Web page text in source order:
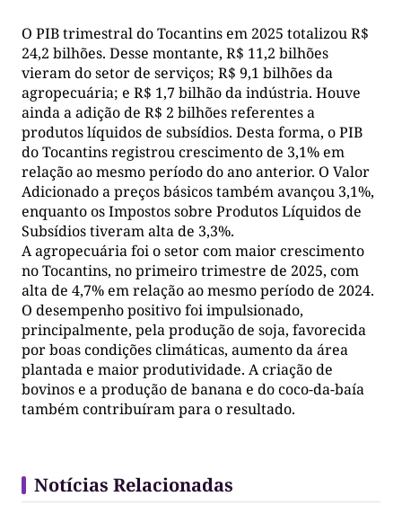
O PIB trimestral do Tocantins em 2025 totalizou R$
24,2 bilhões. Desse montante, R$ 11,2 bilhões
vieram do setor de serviços; R$ 9,1 bilhões da
agropecuária; e R$ 1,7 bilhão da indústria. Houve
ainda a adição de R$ 2 bilhões referentes a
produtos líquidos de subsídios. Desta forma, o PIB
do Tocantins registrou crescimento de 3,1% em
relação ao mesmo período do ano anterior. O Valor
Adicionado a preços básicos também avançou 3,1%,
enquanto os Impostos sobre Produtos Líquidos de
Subsídios tiveram alta de 3,3%.
A agropecuária foi o setor com maior crescimento
no Tocantins, no primeiro trimestre de 2025, com
alta de 4,7% em relação ao mesmo período de 2024.
O desempenho positivo foi impulsionado,
principalmente, pela produção de soja, favorecida
por boas condições climáticas, aumento da área
plantada e maior produtividade. A criação de
bovinos e a produção de banana e do coco-da-baía
também contribuíram para o resultado.
Notícias Relacionadas